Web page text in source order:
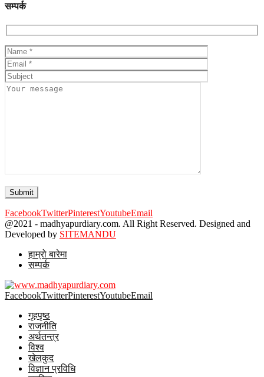
सम्पर्क
FacebookTwitterPinterestYoutubeEmail
@2021 - madhyapurdiary.com. All Right Reserved. Designed and
Developed by SITEMANDU
हाम्रो बारेमा
सम्पर्क
FacebookTwitterPinterestYoutubeEmail
गृहपृष्ठ
राजनीति
अर्थतन्त्र
विश्व
खेलकुद
विज्ञान प्रविधि